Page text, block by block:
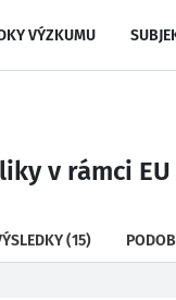
VÝZKUMU
v rámci
(15)